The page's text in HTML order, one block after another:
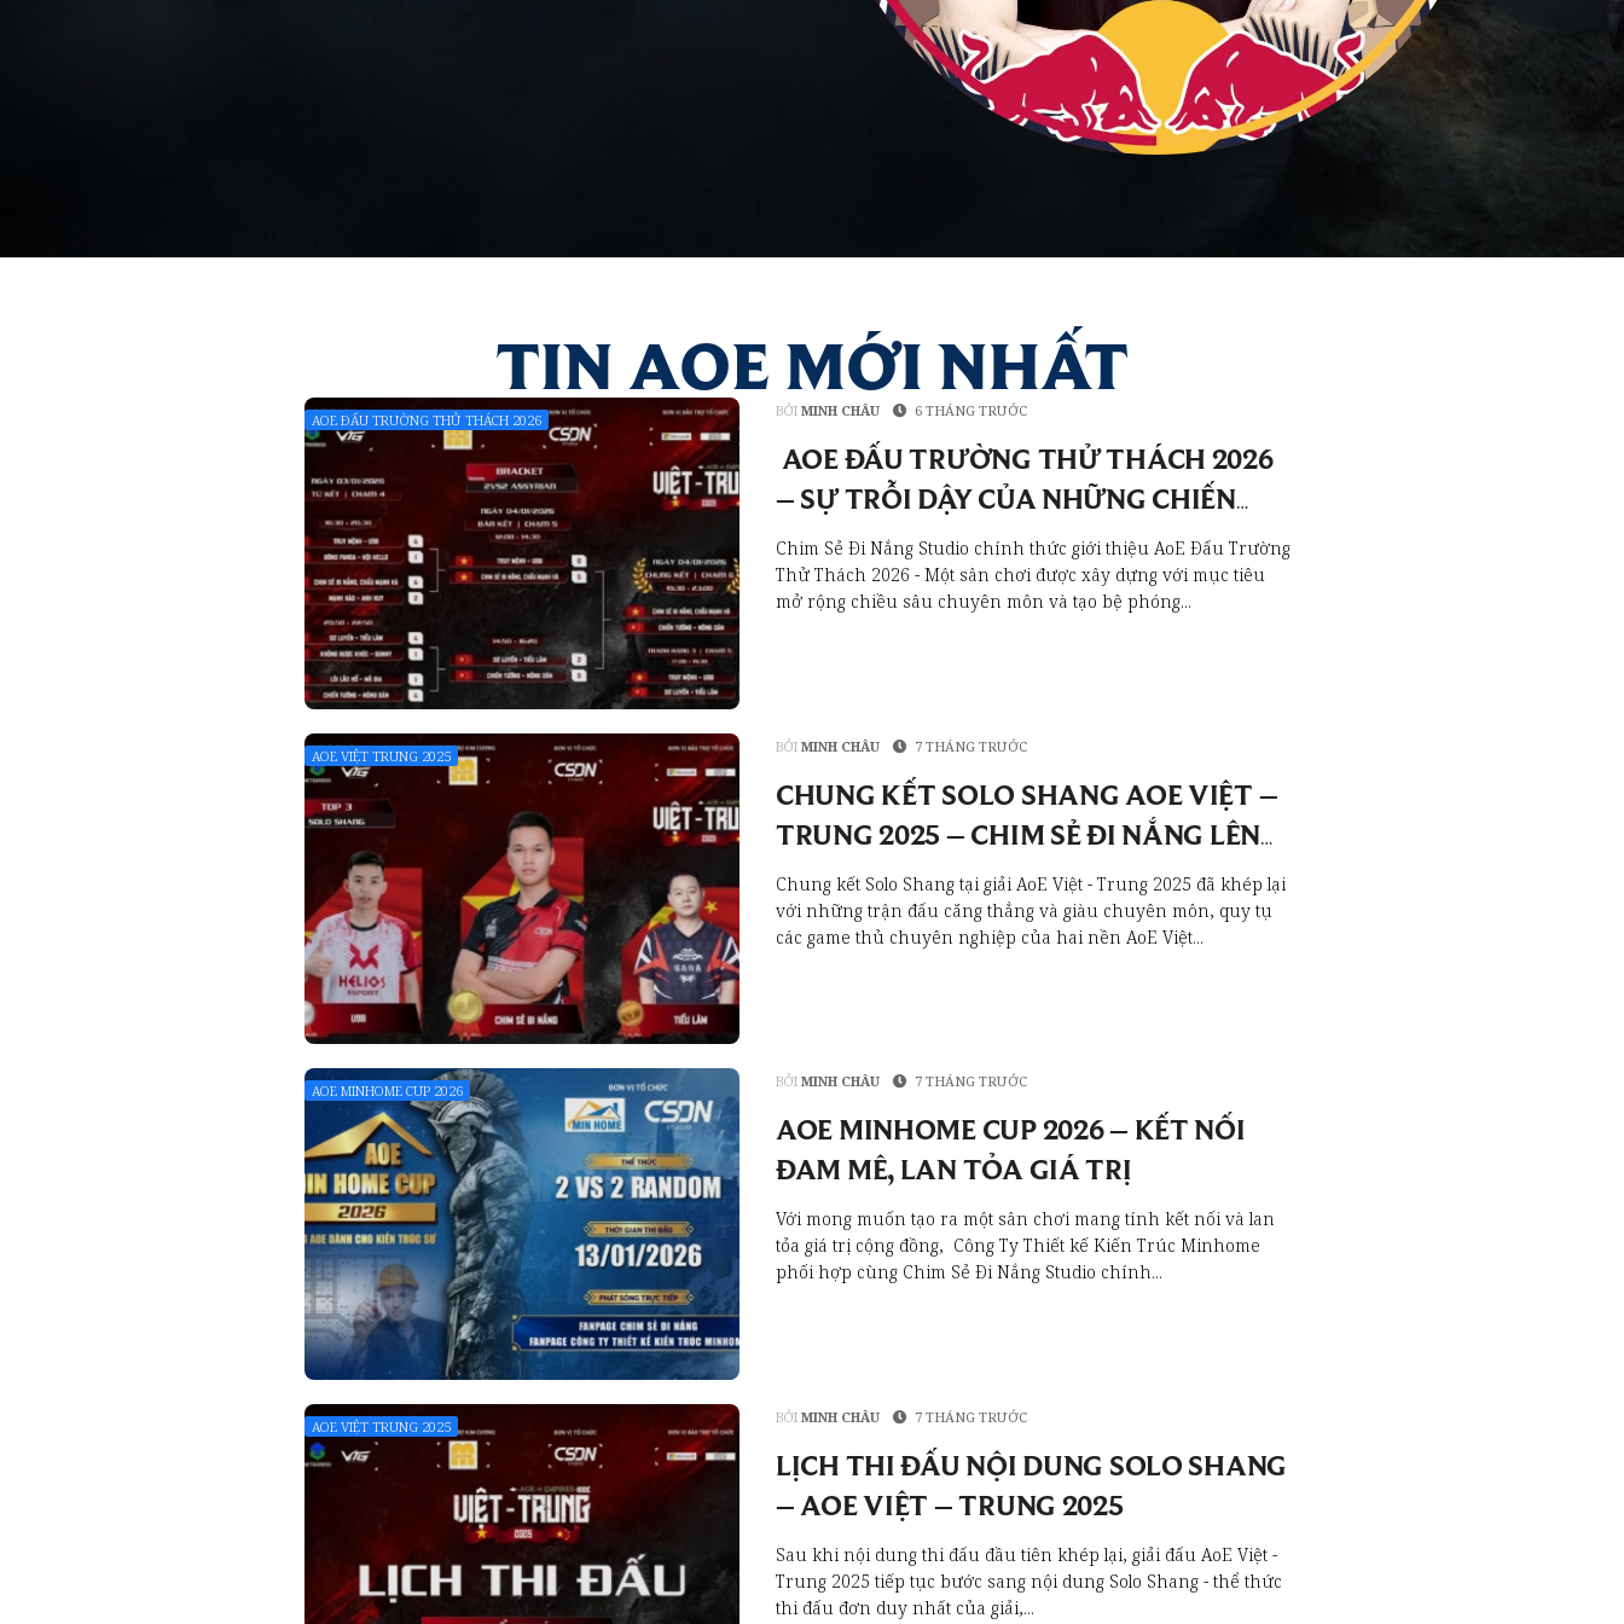
TIN AOE MỚI NHẤT
AOE ĐẤU TRƯỜNG THỬ THÁCH 2026
AOE ĐẤU TRƯỜNG THỬ THÁCH 2026
– SỰ TRỖI DẬY CỦA NHỮNG CHIẾN
BINH TIỀM ẨN
BỞI MINH CHÂU 6 THÁNG TRƯỚC
Chim Sẻ Đi Nắng Studio chính thức giới thiệu AoE Đấu Trường
Thử Thách 2026 - Một sân chơi được xây dựng với mục tiêu
mở rộng chiều sâu chuyên môn và tạo bệ phóng...
AOE VIỆT TRUNG 2025
CHUNG KẾT SOLO SHANG AOE VIỆT –
TRUNG 2025 – CHIM SẺ ĐI NẮNG LÊN
NGÔI VÔ ĐỊCH
BỞI MINH CHÂU 7 THÁNG TRƯỚC
Chung kết Solo Shang tại giải AoE Việt - Trung 2025 đã khép lại
với những trận đấu căng thẳng và giàu chuyên môn, quy tụ
các game thủ chuyên nghiệp của hai nền AoE Việt...
AOE MINHOME CUP 2026
AOE MINHOME CUP 2026 – KẾT NỐI
ĐAM MÊ, LAN TỎA GIÁ TRỊ
BỞI MINH CHÂU 7 THÁNG TRƯỚC
Với mong muốn tạo ra một sân chơi mang tính kết nối và lan
tỏa giá trị cộng đồng, Công Ty Thiết kế Kiến Trúc Minhome
phối hợp cùng Chim Sẻ Đi Nắng Studio chính...
AOE VIỆT TRUNG 2025
LỊCH THI ĐẤU NỘI DUNG SOLO SHANG
– AOE VIỆT – TRUNG 2025
BỞI MINH CHÂU 7 THÁNG TRƯỚC
Sau khi nội dung thi đấu đầu tiên khép lại, giải đấu AoE Việt -
Trung 2025 tiếp tục bước sang nội dung Solo Shang - thể thức
thi đấu đơn duy nhất của giải,...